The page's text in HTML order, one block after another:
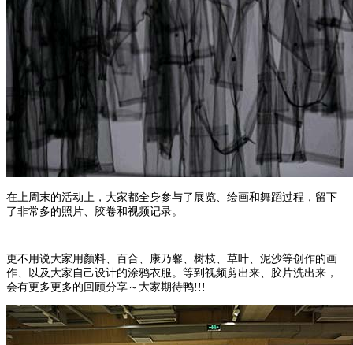
在上周末的活动上，大家都全身参与了展览、绘画和舞蹈过程，留下
了非常多的照片、胶卷和视频记录。
更不用说大家用颜料、百合、康乃馨、树枝、草叶、泥沙等创作的画
作、以及大家自己设计的涂鸦衣服。等到视频剪出来、胶片洗出来，
会有更多更多的回顾分享～大家期待鸭!!!